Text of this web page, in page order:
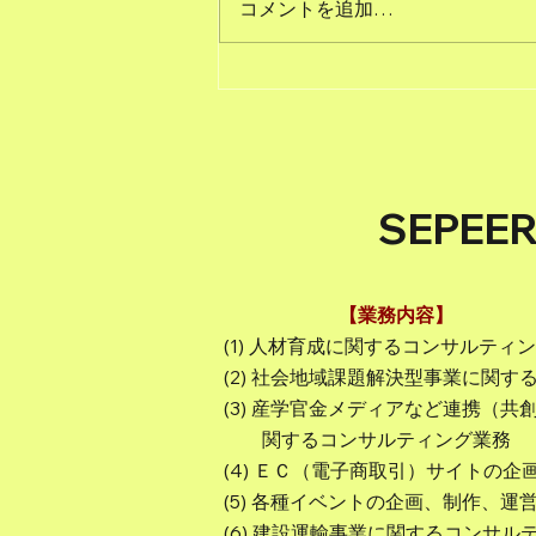
【公表】NEW VISION
コメントを追加…
【業務内容】
(1) 人材育成に関するコンサルティ
(2) 社会地域課題解決型事業に関す
(3) 産学官金メディアなど連携（共
関するコンサルティング業務
(4) ＥＣ（電子商取引）サイトの企
(5) 各種イベントの企画、制作、運